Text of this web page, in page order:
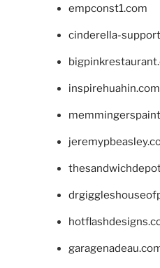
empconst1.com
cinderella-
inspirehuahin.com